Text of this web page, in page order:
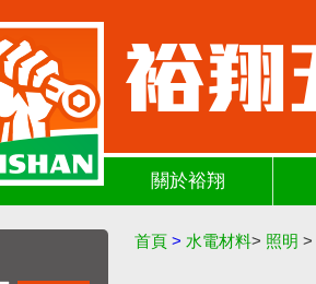
關於裕翔
首頁 > 水電材料> 照明 >